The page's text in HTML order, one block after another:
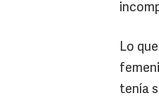
Lo
tenía